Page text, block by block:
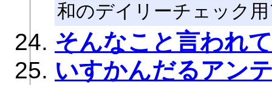
和のデイリーチェック
そんなこと言われ
いすかんだるアン